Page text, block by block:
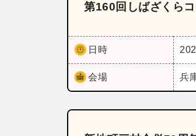
第160回しばざくら
日時
会場 兵